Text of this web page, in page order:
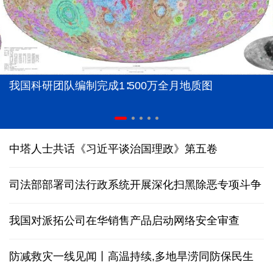
我国科研团队编制完成1∶500万全月地质图
中塔人士共话《习近平谈治国理政》第五卷
司法部部署司法行政系统开展深化扫黑除恶专项斗争
我国对派拓公司在华销售产品启动网络安全审查
防减救灾一线见闻丨高温持续,多地旱涝同防保民生